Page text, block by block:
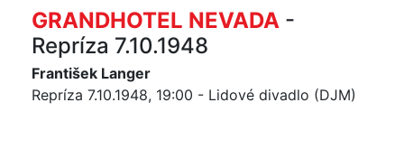
GRANDHOTEL NEVADA -
Repríza 7.10.1948
František Langer
Repríza 7.10.1948, 19:00 - Lidové divadlo (DJM)